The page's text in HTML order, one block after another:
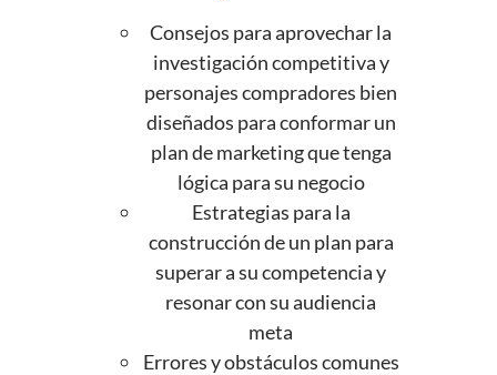
Consejos para aprovechar la
investigación competitiva y
personajes compradores bien
diseñados para conformar un
plan de marketing que tenga
lógica para su negocio
Estrategias para la
construcción de un plan para
superar a su competencia y
resonar con su audiencia
meta
Errores y obstáculos comunes